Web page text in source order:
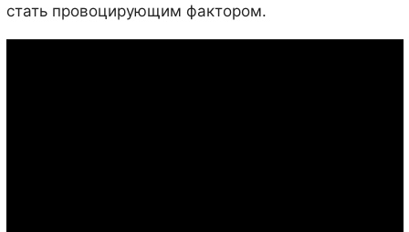
стать провоцирующим фактором.